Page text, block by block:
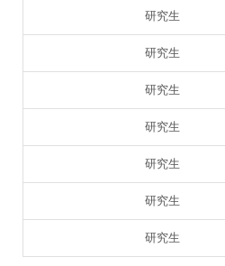
研究生
研究生
研究生
研究生
研究生
研究生
研究生